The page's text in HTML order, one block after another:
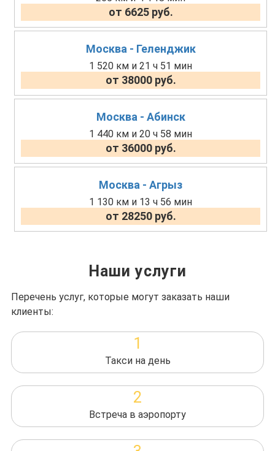
от 6625 руб.
Москва - Геленджик
1 520 км и 21 ч 51 мин
от 38000 руб.
Москва - Абинск
1 440 км и 20 ч 58 мин
от 36000 руб.
Москва - Агрыз
1 130 км и 13 ч 56 мин
от 28250 руб.
Наши услуги
Перечень услуг, которые могут заказать наши
клиенты:
1
Такси на день
2
Встреча в аэропорту